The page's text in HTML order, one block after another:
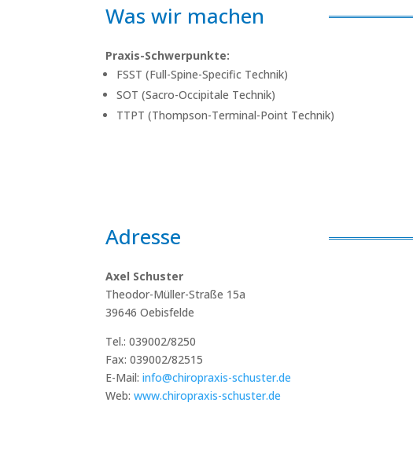
Was wir machen
Praxis-Schwerpunkte:
FSST (Full-Spine-Specific Technik)
SOT (Sacro-Occipitale Technik)
TTPT (Thompson-Terminal-Point Technik)
Adresse
Axel Schuster
Theodor-Müller-Straße 15a
39646 Oebisfelde
Tel.: 039002/8250
Fax: 039002/82515
E-Mail:info@chiropraxis-schuster.de
Web:www.chiropraxis-schuster.de